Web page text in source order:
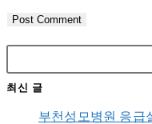
comment
comment
(optional)
최신 글
부천성모병원 응급